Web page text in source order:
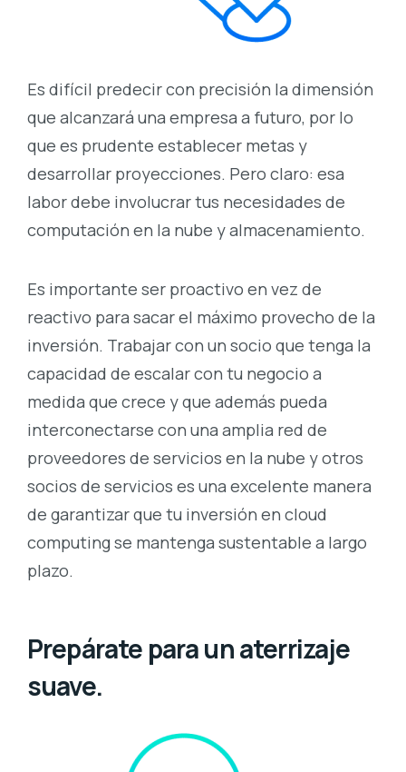
Es difícil predecir con precisión la dimensión
que alcanzará una empresa a futuro, por lo
que es prudente establecer metas y
desarrollar proyecciones. Pero claro: esa
labor debe involucrar tus necesidades de
computación en la nube y almacenamiento.
Es importante ser proactivo en vez de
reactivo para sacar el máximo provecho de la
inversión. Trabajar con un socio que tenga la
capacidad de escalar con tu negocio a
medida que crece y que además pueda
interconectarse con una amplia red de
proveedores de servicios en la nube y otros
socios de servicios es una excelente manera
de garantizar que tu inversión en cloud
computing se mantenga sustentable a largo
plazo.
Prepárate para un aterrizaje
suave.